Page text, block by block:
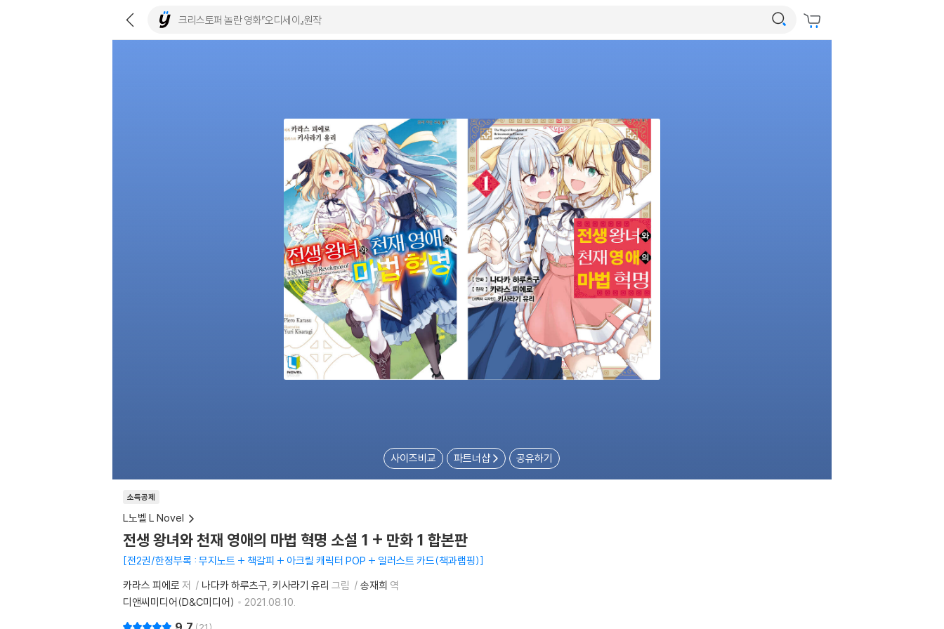
사이즈비교 파트너샵 공유하기
소득공제
L노벨 L Novel
전생 왕녀와 천재 영애의 마법 혁명 소설 1 + 만화 1 합본판
전2권/한정부록 : 무지노트 + 책갈피 + 아크릴 캐릭터 POP + 일러스트 카드(책과랩핑)
카라스 피에로 저 나다카 하루츠구 키사라기 유리 그림 송재희 역
디앤씨미디어(D&C미디어)
2021.08.10.